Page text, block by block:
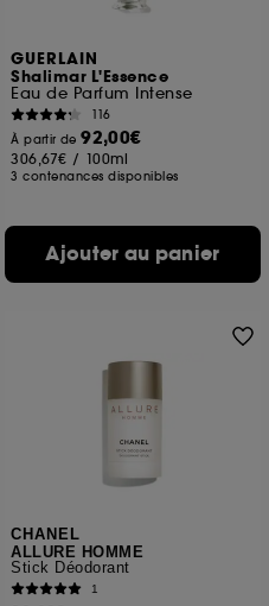
GUERLAIN
Shalimar L'Essence
Eau de Parfum Intense
116
À partir de92,00€
306,67€ / 100ml
3 contenances disponibles
Ajouter au panier
CHANEL
ALLURE HOMME
Stick Déodorant
1